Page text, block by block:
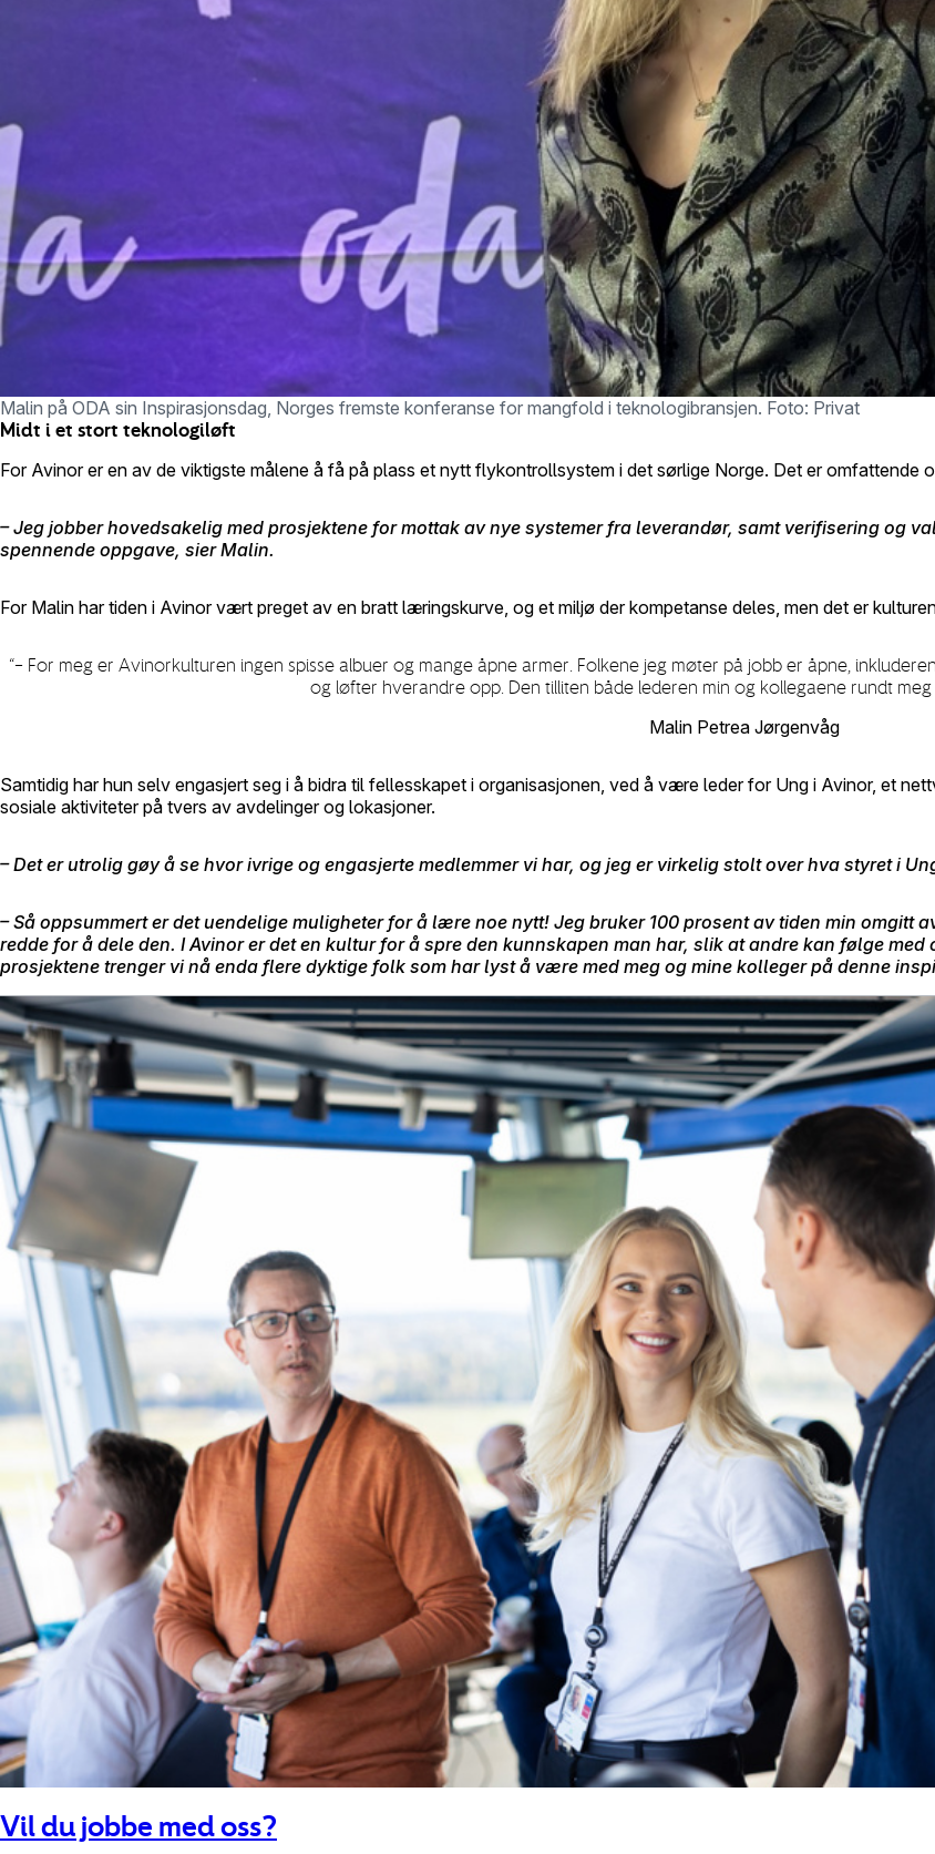
Malin på ODA sin Inspirasjonsdag, Norges fremste konferanse for mangfold i teknologibransjen. Foto: Privat
Midt i et stort teknologiløft
For Avinor er en av de viktigste målene å få på plass et nytt flykontrollsystem i det sørlige Norge. Det er omfattende
– Jeg jobber hovedsakelig med prosjektene for mottak av nye systemer fra leverandør, samt verifisering og
spennende oppgave, sier Malin.
For Malin har tiden i Avinor vært preget av en bratt læringskurve, og et miljø der kompetanse deles, men det er
“– For meg er Avinorkulturen ingen spisse albuer og mange åpne armer. Folkene jeg møter på jobb er åpne,
og løfter hverandre opp. Den tilliten både lederen min og kollegaene rundt meg
Malin Petrea Jørgenvåg
Samtidig har hun selv engasjert seg i å bidra til fellesskapet i organisasjonen, ved å være leder for Ung i Avinor, et
sosiale aktiviteter på tvers av avdelinger og lokasjoner.
– Det er utrolig gøy å se hvor ivrige og engasjerte medlemmer vi har, og jeg er virkelig stolt over hva styret i
–Så oppsummert er det uendelige muligheter for å lære noe nytt! Jeg bruker 100 prosent av tiden min omgitt
redde for å dele den. I Avinor er det en kultur for å spre den kunnskapen man har, slik at andre kan følge
prosjektene trenger vi nå enda flere dyktige folk som har lyst å være med meg og mine kolleger på denne
Vil du jobbe med oss?